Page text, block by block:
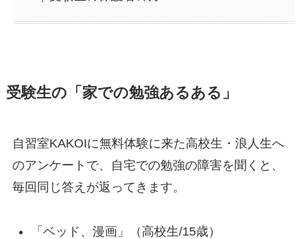
受験生の「家での勉強あるある」
自習室KAKOIに無料体験に来た高校生・浪人生へ
のアンケートで、自宅での勉強の障害を聞くと、
毎回同じ答えが返ってきます。
「ベッド、漫画」（高校生/15歳）